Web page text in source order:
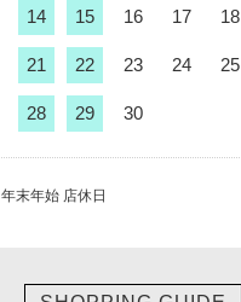
14 15 16 17 18
21 22 23 24 25
28 29 30
年末年始 店休日